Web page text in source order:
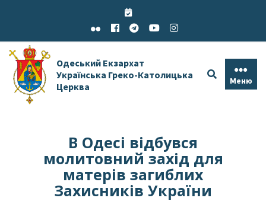
Одеський Екзархат
Українська Греко-Католицька
Церква
Меню
В Одесі відбувся
молитовний захід для
матерів загиблих
Захисників України